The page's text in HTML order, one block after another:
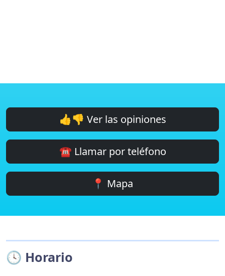
👍👎 Ver las opiniones
☎️ Llamar por teléfono
📍 Mapa
🕓 Horario